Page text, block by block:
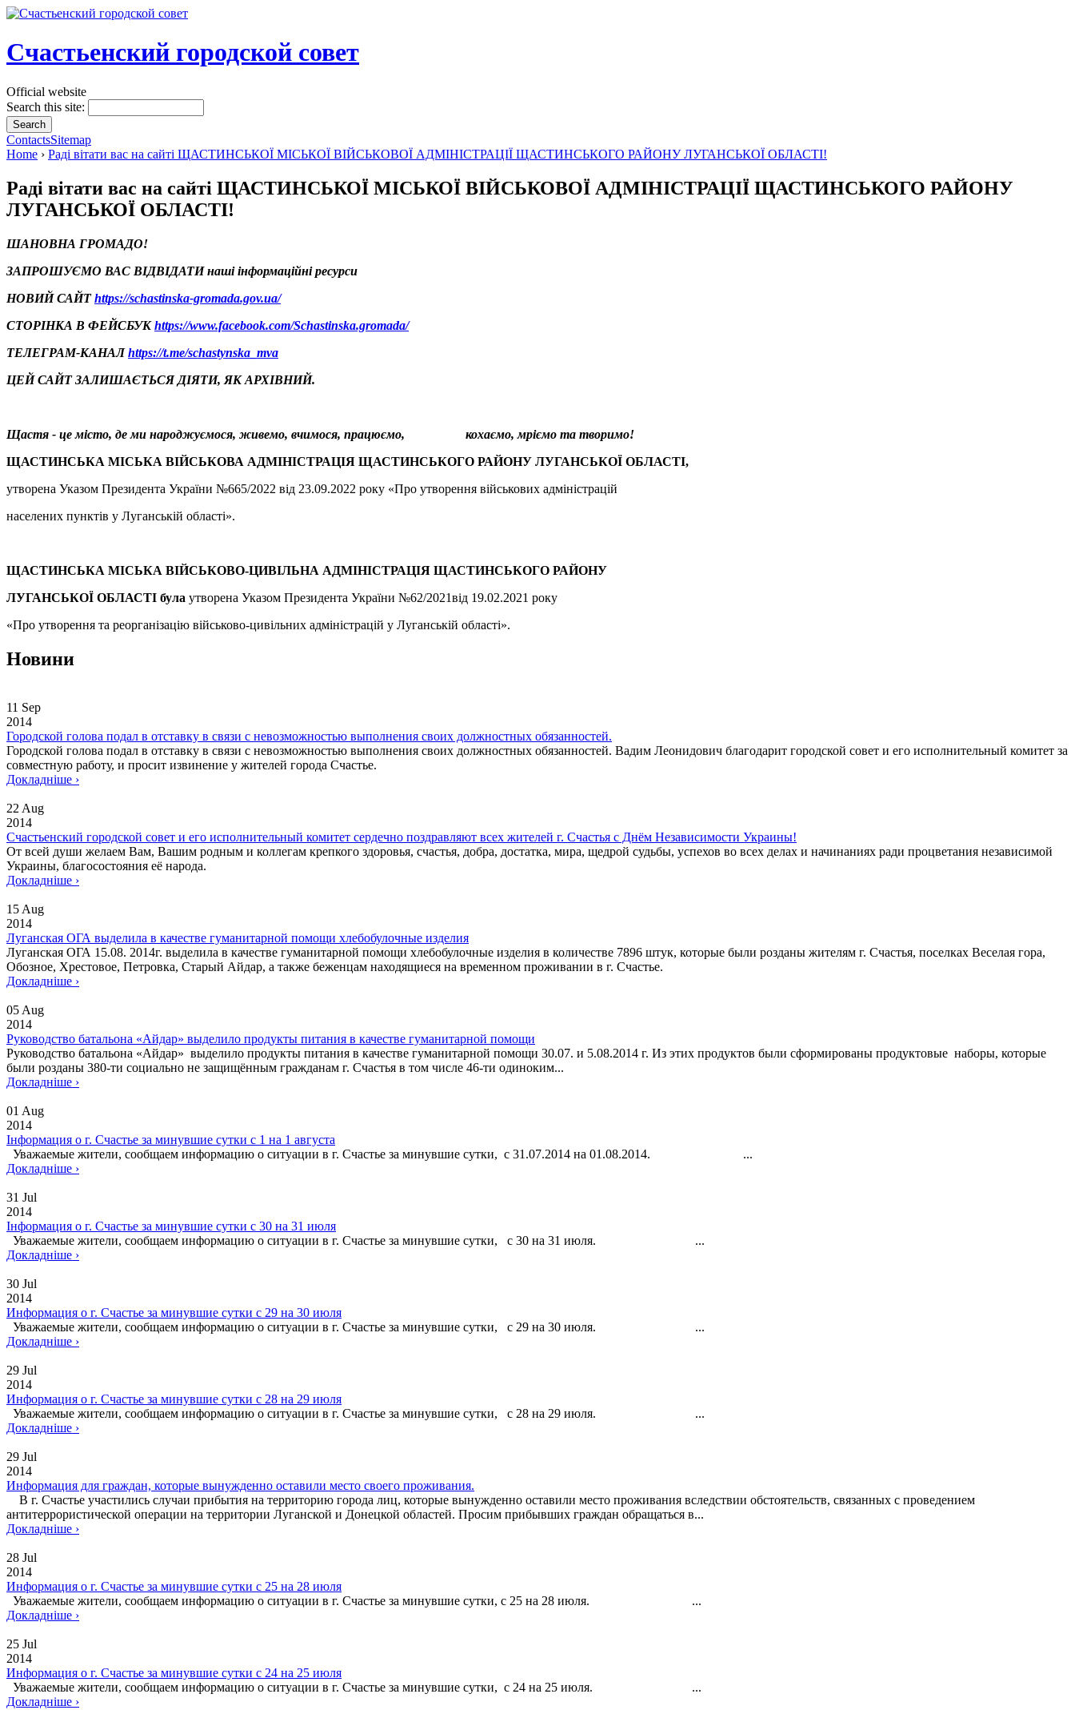
Счастьенский городской совет
Official website
Search this site:
ContactsSitemap
Home › Раді вітати вас на сайті ЩАСТИНСЬКОЇ МІСЬКОЇ ВІЙСЬКОВОЇ АДМІНІСТРАЦІЇ ЩАСТИНСЬКОГО РАЙОНУ ЛУГАНСЬКОЇ ОБЛАСТІ!
Раді вітати вас на сайті ЩАСТИНСЬКОЇ МІСЬКОЇ ВІЙСЬКОВОЇ АДМІНІСТРАЦІЇ ЩАСТИНСЬКОГО РАЙОНУ
ЛУГАНСЬКОЇ ОБЛАСТІ!
ШАНОВНА ГРОМАДО!
ЗАПРОШУЄМО ВАС ВІДВІДАТИ наші інформаційні ресурси
НОВИЙ САЙТhttps://schastinska-gromada.gov.ua/
СТОРІНКА В ФЕЙСБУКhttps://www.facebook.com/Schastinska.gromada/
ТЕЛЕГРАМ-КАНАЛhttps://t.me/schastynska_mva
ЦЕЙ САЙТ ЗАЛИШАЄТЬСЯ ДІЯТИ, ЯК АРХІВНИЙ.
Щастя - це місто, де ми народжуємося, живемо, вчимося, працюємо, кохаємо, мріємо та творимо!
ЩАСТИНСЬКА МІСЬКА ВІЙСЬКОВА АДМІНІСТРАЦІЯ ЩАСТИНСЬКОГО РАЙОНУ ЛУГАНСЬКОЇ ОБЛАСТІ,
утворена Указом Президента України №665/2022 від 23.09.2022 року «Про утворення військових адміністрацій
населених пунктів у Луганській області».
ЩАСТИНСЬКА МІСЬКА ВІЙСЬКОВО-ЦИВІЛЬНА АДМІНІСТРАЦІЯ ЩАСТИНСЬКОГО РАЙОНУ
ЛУГАНСЬКОЇ ОБЛАСТІ була утворена Указом Президента України №62/2021від 19.02.2021 року
«Про утворення та реорганізацію військово-цивільних адміністрацій у Луганській області».
Новини
11 Sep
2014
Городской голова подал в отставку в связи с невозможностью выполнения своих должностных обязанностей.
Городской голова подал в отставку в связи с невозможностью выполнения своих должностных обязанностей. Вадим Леонидович благодарит городской совет и его исполнительный комитет за
совместную работу, и просит извинение у жителей города Счастье.
Докладніше ›
22 Aug
2014
Счастьенский городской совет и его исполнительный комитет сердечно поздравляют всех жителей г. Счастья с Днём Независимости Украины!
От всей души желаем Вам, Вашим родным и коллегам крепкого здоровья, счастья, добра, достатка, мира, щедрой судьбы, успехов во всех делах и начинаниях ради процветания независимой
Украины, благосостояния её народа.
Докладніше ›
15 Aug
2014
Луганская ОГА выделила в качестве гуманитарной помощи хлебобулочные изделия
Луганская ОГА 15.08. 2014г. выделила в качестве гуманитарной помощи хлебобулочные изделия в количестве 7896 штук, которые были розданы жителям г. Счастья, поселках Веселая гора,
Обозное, Хрестовое, Петровка, Старый Айдар, а также беженцам находящиеся на временном проживании в г. Счастье.
Докладніше ›
05 Aug
2014
Руководство батальона «Айдар» выделило продукты питания в качестве гуманитарной помощи
Руководство батальона «Айдар» выделило продукты питания в качестве гуманитарной помощи 30.07. и 5.08.2014 г. Из этих продуктов были сформированы продуктовые наборы, которые
были розданы 380-ти социально не защищённым гражданам г. Счастья в том числе 46-ти одиноким...
Докладніше ›
01 Aug
2014
Інформация о г. Счастье за минувшие сутки с 1 на 1 августа
Уважаемые жители, сообщаем информацию о ситуации в г. Счастье за минувшие сутки, с 31.07.2014 на 01.08.2014. ...
Докладніше ›
31 Jul
2014
Інформация о г. Счастье за минувшие сутки с 30 на 31 июля
Уважаемые жители, сообщаем информацию о ситуации в г. Счастье за минувшие сутки, с 30 на 31 июля. ...
Докладніше ›
30 Jul
2014
Информация о г. Счастье за минувшие сутки с 29 на 30 июля
Уважаемые жители, сообщаем информацию о ситуации в г. Счастье за минувшие сутки, с 29 на 30 июля. ...
Докладніше ›
29 Jul
2014
Информация о г. Счастье за минувшие сутки с 28 на 29 июля
Уважаемые жители, сообщаем информацию о ситуации в г. Счастье за минувшие сутки, с 28 на 29 июля. ...
Докладніше ›
29 Jul
2014
Информация для граждан, которые вынужденно оставили место своего проживания.
В г. Счастье участились случаи прибытия на территорию города лиц, которые вынужденно оставили место проживания вследствии обстоятельств, связанных с проведением
антитеррористической операции на территории Луганской и Донецкой областей. Просим прибывших граждан обращаться в...
Докладніше ›
28 Jul
2014
Информация о г. Счастье за минувшие сутки с 25 на 28 июля
Уважаемые жители, сообщаем информацию о ситуации в г. Счастье за минувшие сутки, с 25 на 28 июля. ...
Докладніше ›
25 Jul
2014
Информация о г. Счастье за минувшие сутки с 24 на 25 июля
Уважаемые жители, сообщаем информацию о ситуации в г. Счастье за минувшие сутки, с 24 на 25 июля. ...
Докладніше ›